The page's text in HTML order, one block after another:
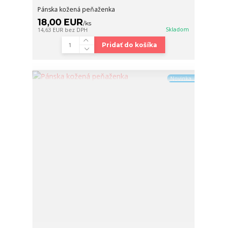
Pánska kožená peňaženka
18,00 EUR/ks
14,63 EUR bez DPH Skladom
Pridať do košíka
Novinka